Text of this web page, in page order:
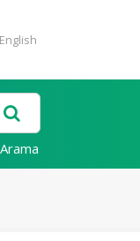
English